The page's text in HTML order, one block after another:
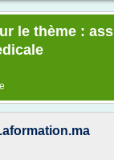
le thème :